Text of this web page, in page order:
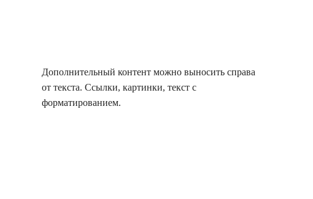
Дополнительный контент можно выносить справа
от текста. Ссылки, картинки, текст с
форматированием.